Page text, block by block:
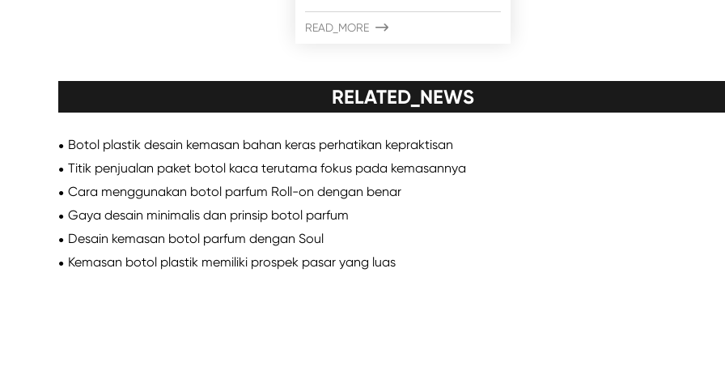
READ_MORE 
RELATED_NEWS
Botol plastik desain kemasan bahan keras perhatikan kepraktisan
Titik penjualan paket botol kaca terutama fokus pada kemasannya
Cara menggunakan botol parfum Roll-on dengan benar
Gaya desain minimalis dan prinsip botol parfum
Desain kemasan botol parfum dengan Soul
Kemasan botol plastik memiliki prospek pasar yang luas